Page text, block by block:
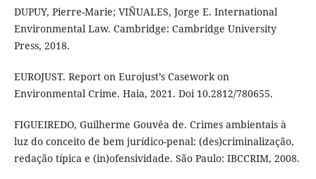
DUPUY, Pierre-Marie; VIÑUALES, Jorge E. International
Environmental Law. Cambridge: Cambridge University
Press, 2018.
EUROJUST. Report on Eurojust’s Casework on
Environmental Crime. Haia, 2021. Doi 10.2812/780655.
FIGUEIREDO, Guilherme Gouvêa de. Crimes ambientais à
luz do conceito de bem jurídico-penal: (des)criminalização,
redação típica e (in)ofensividade. São Paulo: IBCCRIM, 2008.